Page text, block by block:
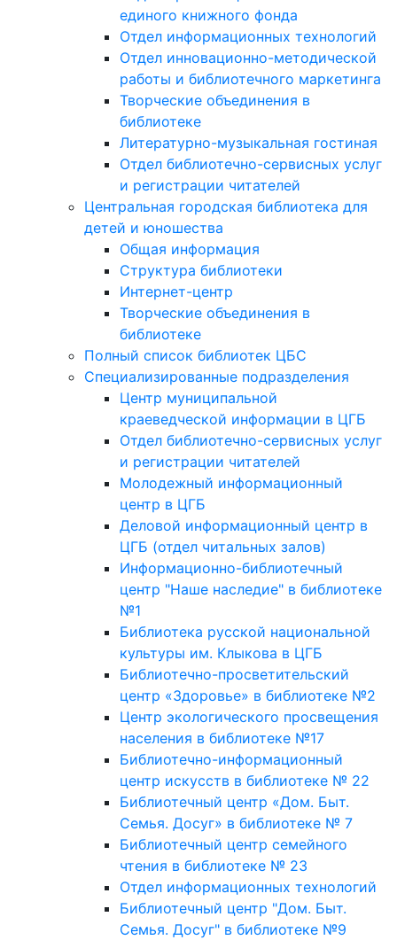
единого книжного фонда
Отдел информационных технологий
Отдел инновационно-методической
работы и библиотечного маркетинга
Творческие объединения в
библиотеке
Литературно-музыкальная гостиная
Отдел библиотечно-сервисных услуг
и регистрации читателей
Центральная городская библиотека для
детей и юношества
Общая информация
Структура библиотеки
Интернет-центр
Творческие объединения в
библиотеке
Полный список библиотек ЦБС
Специализированные подразделения
Центр муниципальной
краеведческой информации в ЦГБ
Отдел библиотечно-сервисных услуг
и регистрации читателей
Молодежный информационный
центр в ЦГБ
Деловой информационный центр в
ЦГБ (отдел читальных залов)
Информационно-библиотечный
центр "Наше наследие" в библиотеке
№1
Библиотека русской национальной
культуры им. Клыкова в ЦГБ
Библиотечно-просветительский
центр «Здоровье» в библиотеке №2
Центр экологического просвещения
населения в библиотеке №17
Библиотечно-информационный
центр искусств в библиотеке № 22
Библиотечный центр «Дом. Быт.
Семья. Досуг» в библиотеке № 7
Библиотечный центр семейного
чтения в библиотеке № 23
Отдел информационных технологий
Библиотечный центр "Дом. Быт.
Семья. Досуг" в библиотеке №9